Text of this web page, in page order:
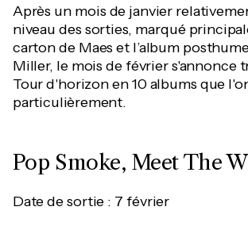
Après un mois de janvier
niveau des sorties, marqué
carton de Maes et l’album
Miller, le mois de février s'annonce
Tour d'horizon en 10 albums que
particulièrement.
Pop Smoke, Meet The
Date de sortie : 7 février